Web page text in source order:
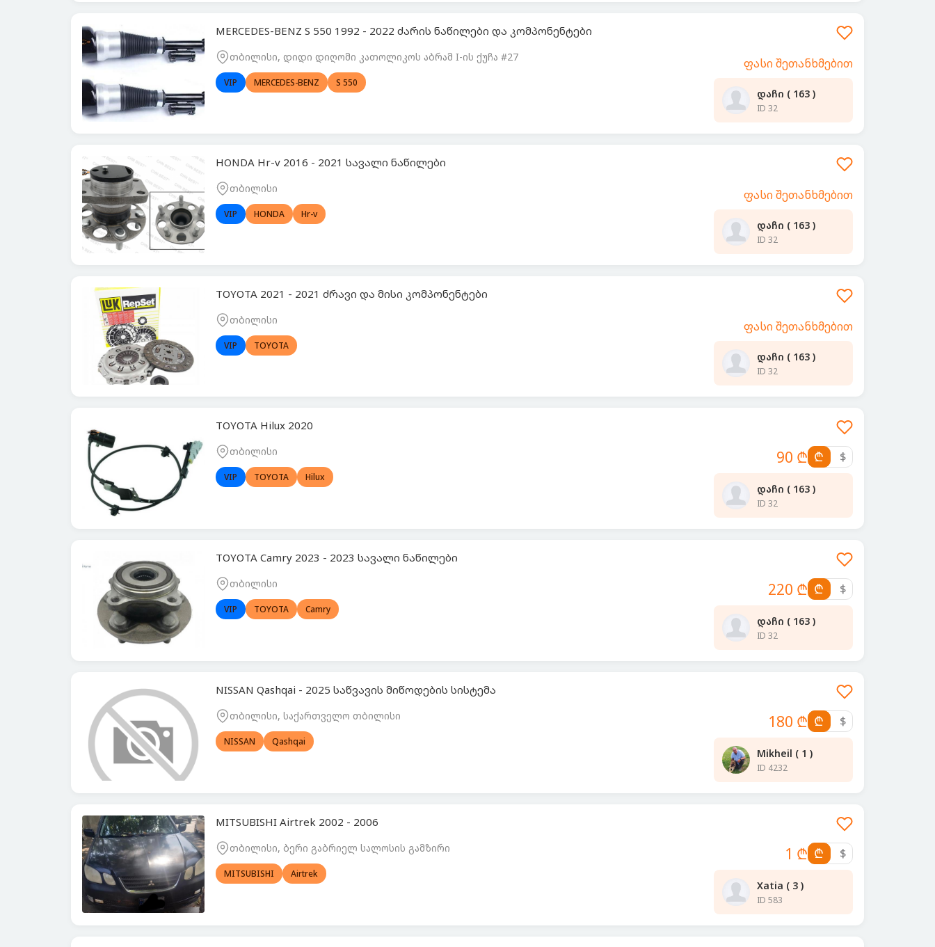
MERCEDES-BENZ S 550 1992 - 2022 ძარის ნაწილები და კომპონენტები
თბილისი, დიდი დიღომი კათოლიკოს აბრამ I-ის ქუჩა #27
VIP MERCEDES-BENZ S 550
ფასი შეთანხმებით
დაჩი ( 163 )
ID 32
HONDA Hr-v 2016 - 2021 სავალი ნაწილები
თბილისი
VIP HONDA Hr-v
ფასი შეთანხმებით
დაჩი ( 163 )
ID 32
TOYOTA 2021 - 2021 ძრავი და მისი კომპონენტები
თბილისი
VIP TOYOTA
ფასი შეთანხმებით
დაჩი ( 163 )
ID 32
TOYOTA Hilux 2020
თბილისი
VIP TOYOTA Hilux
90 ₾ ₾ $
დაჩი ( 163 )
ID 32
TOYOTA Camry 2023 - 2023 სავალი ნაწილები
თბილისი
VIP TOYOTA Camry
220 ₾ ₾ $
დაჩი ( 163 )
ID 32
NISSAN Qashqai - 2025 საწვავის მიწოდების სისტემა
თბილისი, საქართველო თბილისი
NISSAN Qashqai
180 ₾ ₾ $
Mikheil ( 1 )
ID 4232
MITSUBISHI Airtrek 2002 - 2006
თბილისი, ბერი გაბრიელ სალოსის გამზირი
MITSUBISHI Airtrek
1 ₾ ₾ $
Xatia ( 3 )
ID 583